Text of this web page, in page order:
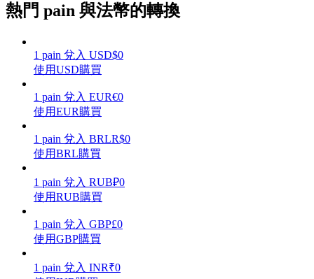
增值寶
使您的資產穩定增值
熱門 pain 與法幣的轉換
1 pain 兌入 USD$0
使用USD購買
1 pain 兌入 EUR€0
使用EUR購買
1 pain 兌入 BRLR$0
使用BRL購買
1 pain 兌入 RUB₽0
使用RUB購買
1 pain 兌入 GBP£0
使用GBP購買
1 pain 兌入 INR₹0